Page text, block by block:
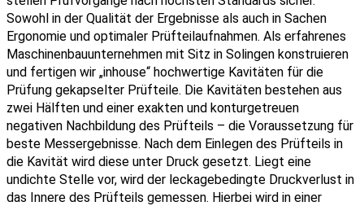
Sowohl in der Qualität der Ergebnisse als auch in Sachen
Ergonomie und optimaler Prüfteilaufnahmen. Als erfahrenes
Maschinenbauunternehmen mit Sitz in Solingen konstruieren
und fertigen wir „inhouse“ hochwertige Kavitäten für die
Prüfung gekapselter Prüfteile. Die Kavitäten bestehen aus
zwei Hälften und einer exakten und konturgetreuen
negativen Nachbildung des Prüfteils – die Voraussetzung für
beste Messergebnisse. Nach dem Einlegen des Prüfteils in
die Kavität wird diese unter Druck gesetzt. Liegt eine
undichte Stelle vor, wird der leckagebedingte Druckverlust in
das Innere des Prüfteils gemessen. Hierbei wird in einer